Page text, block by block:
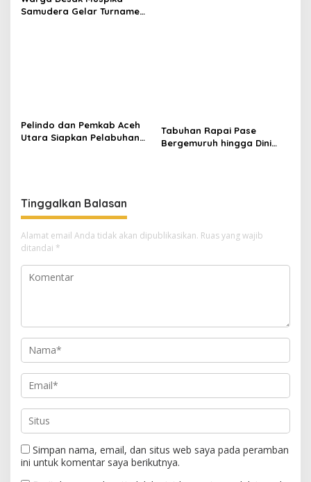
Samudera Gelar Turnamen
Pelindo dan Pemkab Aceh
Utara Siapkan Pelabuhan
Tabuhan Rapai Pase
Bergemuruh hingga Dini
Tinggalkan Balasan
Alamat email Anda tidak akan dipublikasikan. Ruas yang wajib
ditandai *
Simpan nama, email, dan situs web saya pada peramban
ini untuk komentar saya berikutnya.